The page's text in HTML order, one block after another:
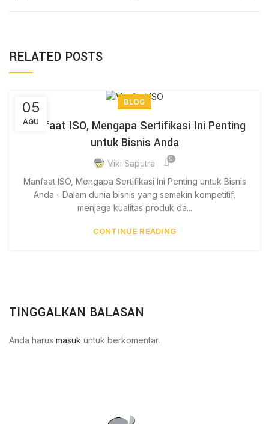
RELATED POSTS
05
AGU
BLOG
Manfaat ISO, Mengapa Sertifikasi Ini Penting
untuk Bisnis Anda
Viki Saputra 0
Manfaat ISO, Mengapa Sertifikasi Ini Penting untuk Bisnis
Anda - Dalam dunia bisnis yang semakin kompetitif,
menjaga kualitas produk da...
CONTINUE READING
TINGGALKAN BALASAN
Anda harus masuk untuk berkomentar.